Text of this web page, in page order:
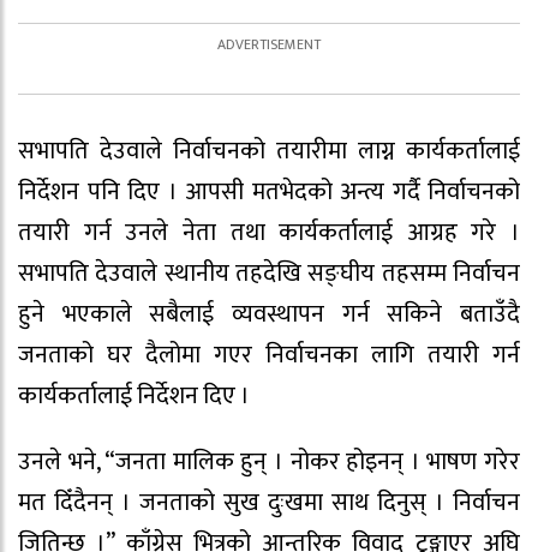
सभापति देउवाले निर्वाचनको तयारीमा लाग्न कार्यकर्तालाई
निर्देशन पनि दिए । आपसी मतभेदको अन्त्य गर्दै निर्वाचनको
तयारी गर्न उनले नेता तथा कार्यकर्तालाई आग्रह गरे ।
सभापति देउवाले स्थानीय तहदेखि सङ्घीय तहसम्म निर्वाचन
हुने भएकाले सबैलाई व्यवस्थापन गर्न सकिने बताउँदै
जनताको घर दैलोमा गएर निर्वाचनका लागि तयारी गर्न
कार्यकर्तालाई निर्देशन दिए ।
उनले भने, “जनता मालिक हुन् । नोकर होइनन् । भाषण गरेर
मत दिँदैनन् । जनताको सुख दुःखमा साथ दिनुस् । निर्वाचन
जितिन्छ ।” काँग्रेस भित्रको आन्तरिक विवाद टुङ्गाएर अघि